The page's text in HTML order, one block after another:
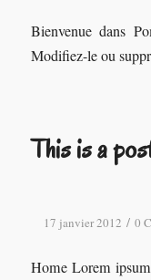
Bienvenue dans
Modifiez-le ou
This is a
17 janvier 2012 / 0
Home Lorem